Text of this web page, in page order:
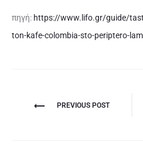
πηγή: https://www.lifo.gr/guide/
ton-kafe-colombia-sto-periptero-
PREVIOUS POST